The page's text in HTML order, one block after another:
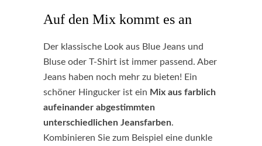
Auf den Mix kommt es an
Der klassische Look aus Blue Jeans und
Bluse oder T-Shirt ist immer passend. Aber
Jeans haben noch mehr zu bieten! Ein
schöner Hingucker ist ein Mix aus farblich
aufeinander abgestimmten
unterschiedlichen Jeansfarben.
Kombinieren Sie zum Beispiel eine dunkle